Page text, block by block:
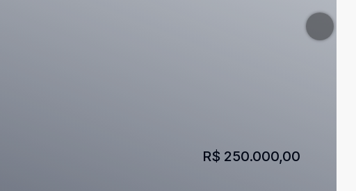
R$ 250.000,00